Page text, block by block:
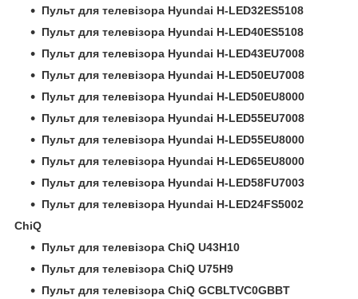
Пульт для телевізора Hyundai H-LED32ES5108
Пульт для телевізора Hyundai H-LED40ES5108
Пульт для телевізора Hyundai H-LED43EU7008
Пульт для телевізора Hyundai H-LED50EU7008
Пульт для телевізора Hyundai H-LED50EU8000
Пульт для телевізора Hyundai H-LED55EU7008
Пульт для телевізора Hyundai H-LED55EU8000
Пульт для телевізора Hyundai H-LED65EU8000
Пульт для телевізора Hyundai H-LED58FU7003
Пульт для телевізора Hyundai H-LED24FS5002
ChiQ
Пульт для телевізора ChiQ U43H10
Пульт для телевізора ChiQ U75H9
Пульт для телевізора ChiQ GCBLTVC0GBBT